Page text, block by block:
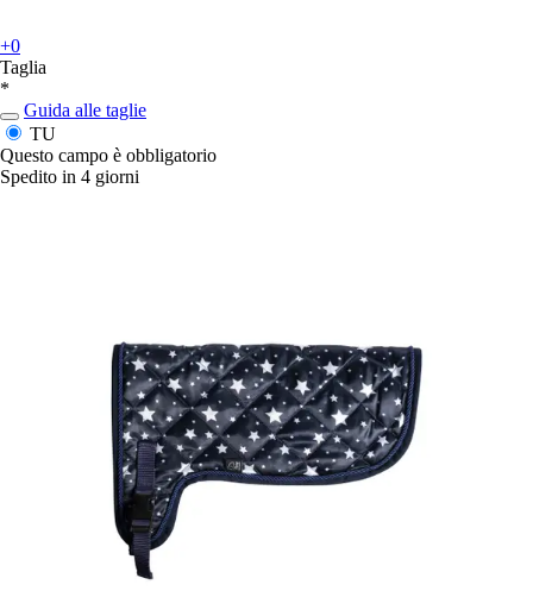
+0
Taglia
*
Guida alle taglie
TU
Questo campo è obbligatorio
Spedito in 4 giorni